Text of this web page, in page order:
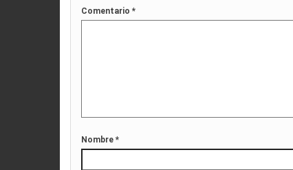
Comentario *
Nombre *